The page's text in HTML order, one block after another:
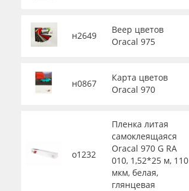
н2649
Веер цветов
Oracal 975
н0867
Карта цветов
Oracal 970
о1232
Пленка литая
самоклеящаяся
Oracal 970 G RA
010, 1,52*25 м, 110
мкм, белая,
глянцевая